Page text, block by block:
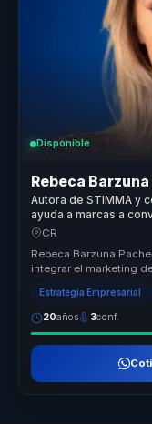
Disponible
Rebeca
Autora de STIMMA y
ayuda a marcas a
posicionamiento y
CR
Rebeca Barzuna
integrar el marketing
enfoque únic...
Estrategia Empresarial
20años 3conf.